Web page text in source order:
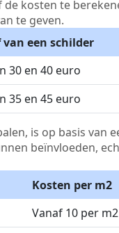
kosten te
te geven.
van een schilder
30 en 40 euro
35 en 45 euro
is op basis van
beïnvloeden,
Kosten per m2
Vanaf 10 per m2